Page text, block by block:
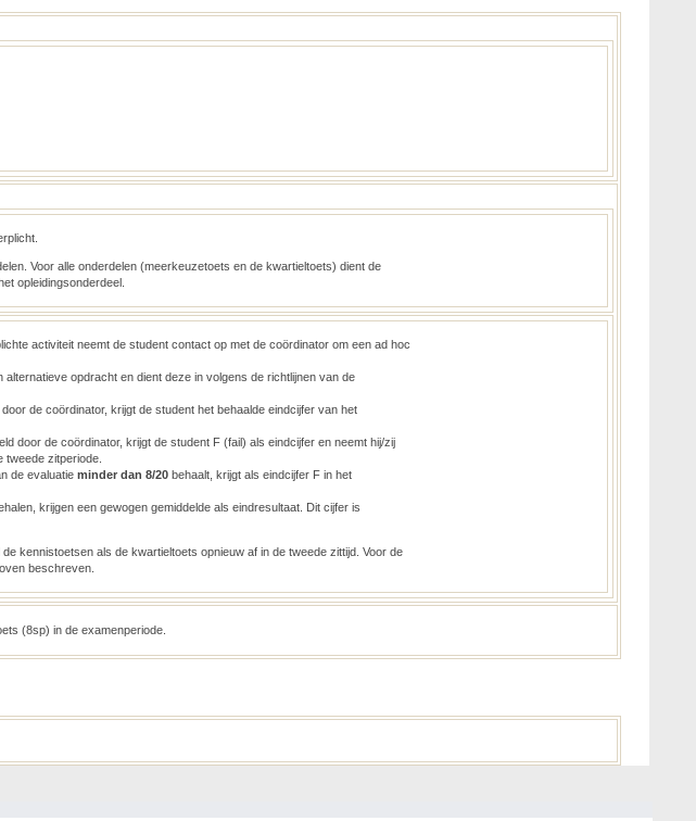
Voor alle onderdelen (meerkeuzetoets en de kwartieltoets) dient de
opleidingsonderdeel.
activiteit neemt de student contact op met de coördinator om een ad hoc
alternatieve opdracht en dient deze in volgens de richtlijnen van de
de coördinator, krijgt de student het behaalde eindcijfer van het
door de coördinator, krijgt de student F (fail) als eindcijfer en neemt hij/zij
zitperiode.
de evaluatie minder dan 8/20 behaalt, krijgt als eindcijfer F in het
krijgen een gewogen gemiddelde als eindresultaat. Dit cijfer is
kennistoetsen als de kwartieltoets opnieuw af in de tweede zittijd. Voor de
beschreven.
(8sp) in de examenperiode.